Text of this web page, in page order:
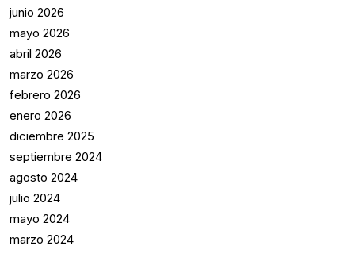
junio 2026
mayo 2026
abril 2026
marzo 2026
febrero 2026
enero 2026
diciembre 2025
septiembre 2024
agosto 2024
julio 2024
mayo 2024
marzo 2024